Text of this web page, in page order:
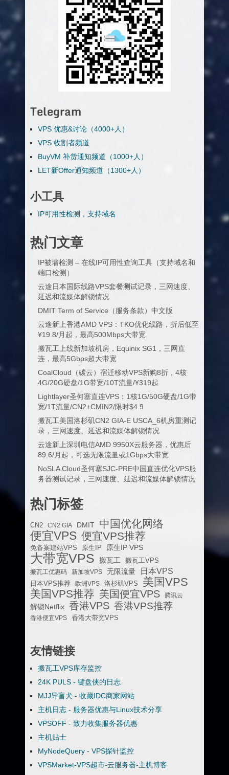
Telegram
VPS 优惠&讨论（4000+人）
VPS 收割者频道
BuyVM 补货通知频道（1000+人）
LET新Offer通知频道（1300+人）
小工具
IP可用性检测，支持域名
热门文章
IP被墙检测 – 在线IP可用性查询工具（支持域名和
端口检测）
云途日本国际线路VPS套餐测试记录，三网速度、
延迟和流媒体解锁情况
DMIT Term of Service（服务条款）中文版
云途新上香港AMD VPS：TKO优化线路，折后低至
¥19.8/月起，最高500Mbps大带宽
搬瓦工上线新加坡机房，Equinix SG1，三网直
连，最高5Gbps超大带宽
CoalCloud（碳云）宿迁移动VPS新购8折，4核
4G/20G硬盘/1G带宽/10T流量/¥319起
Lightlayer圣何塞直连VPS：1核1G/50G硬盘/1G带
宽/1T流量/CN2+CMIN2/限时$4.9
搬瓦工美国洛杉矶CN2 GIA-E USCA_6机房重测记
录，三网速度、延迟和流媒体解锁情况
云途新上深圳电信AMD 9950X云服务器，优惠后
89.6/月起，可选无限流量或1Gbps大带宽
NoSLA Cloud圣何塞SJC-PRE中国直连优化VPS服
务器测试记录，三网速度、延迟和流媒体解锁情况
热门标签
CN2 CN2 GIA DMIT 中国优化网络
便宜VPS 便宜VPS推荐
免备案建站VPS 原生IP 原生IP VPS
大带宽VPS 搬瓦工
搬瓦工VPS
搬瓦工优惠码
新加坡VPS 无限流量 日本VPS
日本VPS推荐 欧洲VPS 洛杉矶VPS 美国VPS
美国VPS推荐 美国便宜VPS 腾讯云
解锁Netflix 香港VPS 香港VPS推荐
香港便宜VPS 香港大带宽VPS
友情链接
搬瓦工VPS库存监控
24K PULS - 键盘侠的日志
MJJ导盲犬 - 收藏IDC商家网站
主机日志 - 服务器优惠与Linux技术分享
VPSOFF - 致力收集服务器优惠
主机贴士
MyNodeQuery - VPS探针监控
VPSMarket-VPS超市-云服务器-主机博客